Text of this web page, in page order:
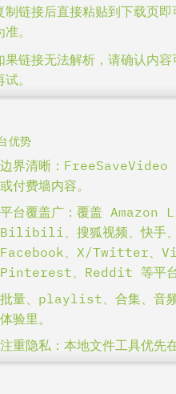
制链接后直接粘贴到下载页
准。
果链接无法解析，请确认内
试。
优势
边界清晰：FreeSaveVideo
或付费墙内容。
平台覆盖广：覆盖 Amazon
Bilibili、搜狐视频、快手、
Facebook、X/Twitter、
Pinterest、Reddit 等平台
批量、playlist、合集、音频
体验里。
注重隐私：本地文件工具优先